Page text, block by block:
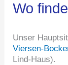
Wo
Unser
Viersen-
Lind-Haus).